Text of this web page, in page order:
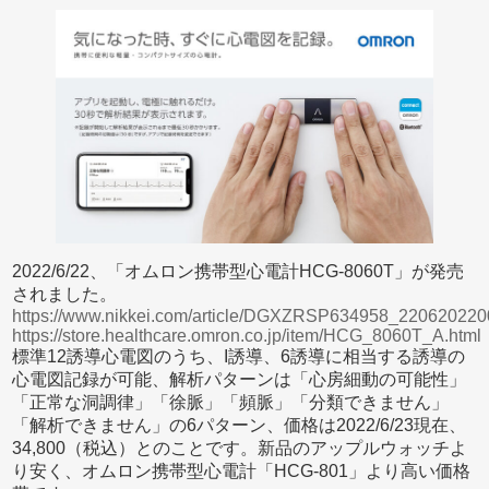
2022/6/22、「オムロン携帯型心電計HCG-8060T」が発売
されました。
https://www.nikkei.com/article/
https://store.healthcare.omron.co.jp/item/HCG_8060T_A.html
標準12誘導心電図のうち、I誘導、6誘導に相当する誘導の
心電図記録が可能、解析パターンは「心房細動の可能性」
「正常な洞調律」「徐脈」「頻脈」「分類できません」
「解析できません」の6パターン、価格は2022/6/23現在、
34,800（税込）とのことです。新品のアップルウォッチよ
り安く、オムロン携帯型心電計「HCG-801」より高い価格